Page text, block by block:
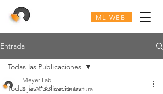
ML WEB
Entrada
Todas las Publicaciones
Todas las Publicaciones
Meyer Lab
7 jul 2019 2 min de lectura